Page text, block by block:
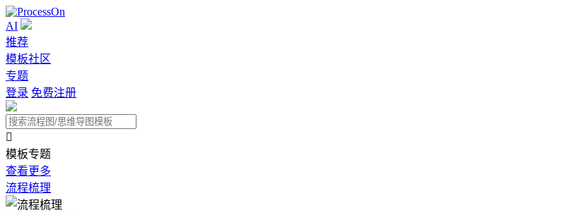
AI
推荐
模板社区
专题
登录 免费注册

模板专题
查看更多
流程梳理